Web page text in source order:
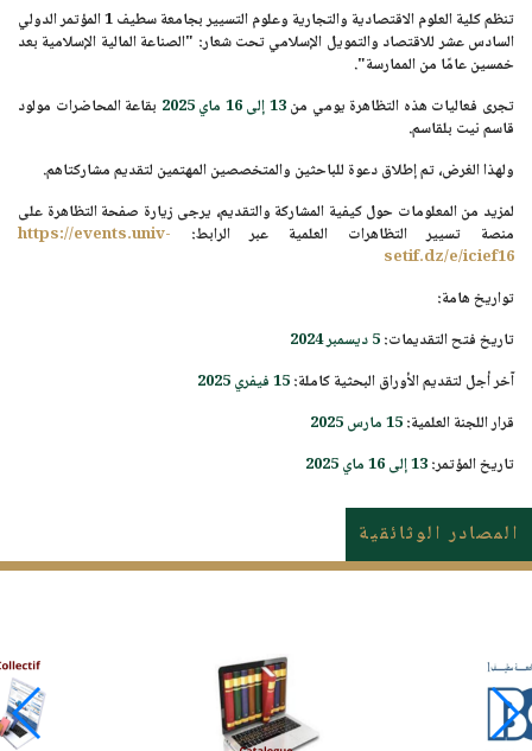
تنظم كلية العلوم الاقتصادية والتجارية وعلوم التسيير بجامعة سطيف 1
المؤتمر الدولي
السادس عشر للاقتصاد والتمويل الإسلاميتحت شعار: "الصناعة المالية الإسلامية بعد
خمسين عامًا من الممارسة".
تجرى فعاليات هذه التظاهرة يومي من13 إلى 16 ماي 2025
بقاعة المحاضرات مولود
قاسم نيت بلقاسم.
ولهذا الغرض، تم إطلاق دعوة للباحثين والمتخصصين المهتمين لتقديم مشاركتاهم.
لمزيد من المعلومات حول كيفية المشاركة والتقديم، يرجى زيارة صفحة التظاهرة على
منصة تسيير التظاهرات العلمية عبر الرابط: https://events.univ-
setif.dz/e/icief16
تواريخ هامة:
تاريخ فتح التقديمات:
آخر أجل لتقديم الأوراق البحثية كاملة:15 فيفري 2025
قرار اللجنة العلمية:15 مارس 2025
تاريخ المؤتمر:13 إلى 16 ماي 2025
المصادر الوثائقية